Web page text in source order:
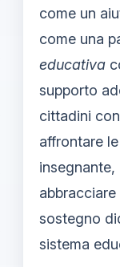
come un
come una
educativa
supporto
cittadini
affrontare
sostegno
sistema